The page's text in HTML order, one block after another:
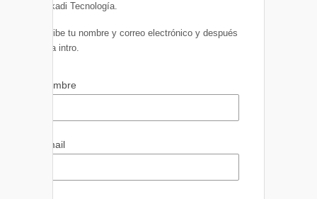
Euskadi Tecnología.
Escribe tu nombre y correo electrónico y después
pulsa intro.
Nombre
Email